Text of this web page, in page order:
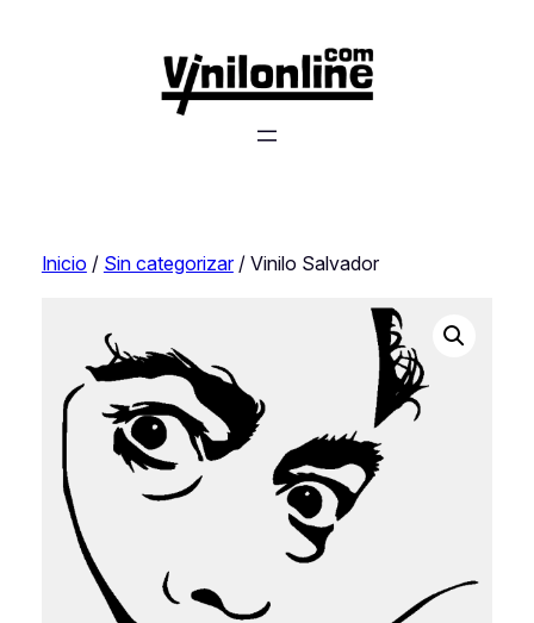
Inicio / Sin categorizar/ Vinilo Salvador